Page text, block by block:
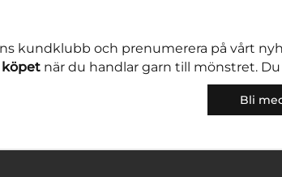
kundklubb och prenumerera på vårt
köpetnär du handlar garn till mönstret. Du
Bli